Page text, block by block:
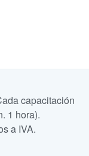
capacitación
1 hora).
a IVA.